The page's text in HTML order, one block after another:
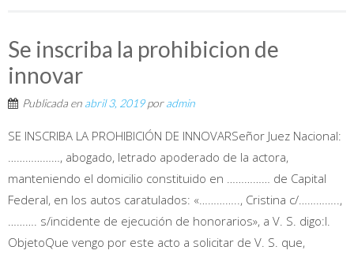
Se inscriba la prohibicion de
innovar
Publicada en abril 3, 2019poradmin
SE INSCRIBA LA PROHIBICIÓN DE INNOVARSeñor Juez Nacional:
………………, abogado, letrado apoderado de la actora,
manteniendo el domicilio constituido en …………… de Capital
Federal, en los autos caratulados: «………….., Cristina c/…………..,
………. s/incidente de ejecución de honorarios», a V. S. digo:I.
ObjetoQue vengo por este acto a solicitar de V. S. que,